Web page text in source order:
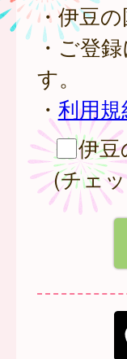
・伊豆
・ご登
す。
・ 利用規
伊豆
(チェ